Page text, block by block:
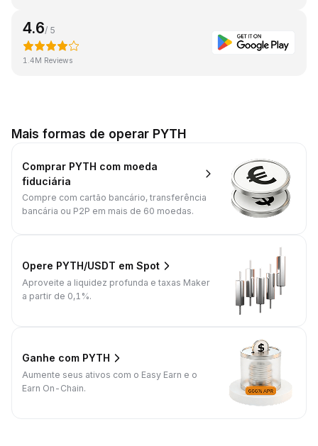
4.6/ 5
1.4M Reviews
Mais formas de operar PYTH
Comprar PYTH com moeda
fiduciária
Compre com cartão bancário, transferência
bancária ou P2P em mais de 60 moedas.
Opere PYTH/USDT em Spot
Aproveite a liquidez profunda e taxas Maker
a partir de 0,1%.
Ganhe com PYTH
Aumente seus ativos com o Easy Earn e o
Earn On-Chain.